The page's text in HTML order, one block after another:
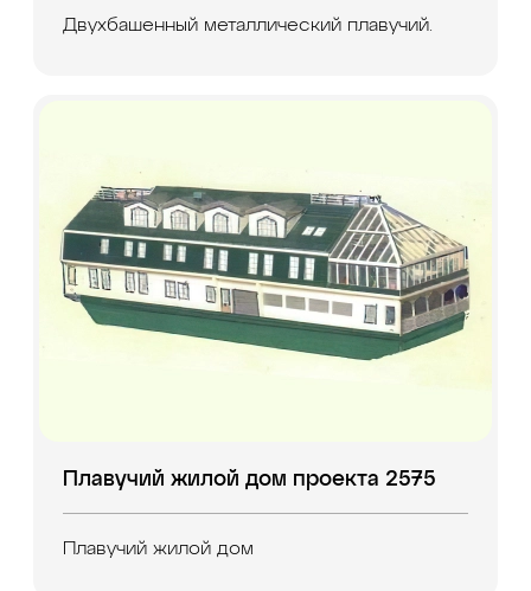
Двухбашенный металлический плавучий.
Плавучий жилой дом проекта 2575
Плавучий жилой дом